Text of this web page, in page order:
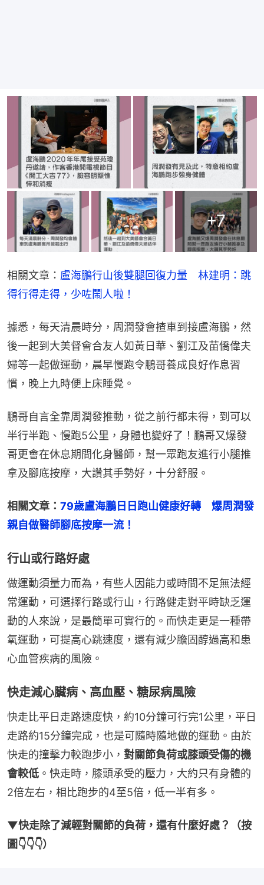
+7
相關文章： 盧海鵬行山後雙腿回復力量　林建明：跳
得行得走得，少咗鬧人啦！
據悉，每天清晨時分，周潤發會揸車到接盧海鵬，然
後一起到大美督會合友人如黃日華、劉江及苗僑偉夫
婦等一起做運動，晨早慢跑令鵬哥養成良好作息習
慣，晚上九時便上床睡覺。
鵬哥自言全靠周潤發推動，從之前行都未得，到可以
半行半跑、慢跑5公里，身體也變好了！鵬哥又爆發
哥更會在休息期間化身醫師，幫一眾跑友進行小腿推
拿及腳底按摩，大讚其手勢好，十分舒服。
相關文章： 79歲盧海鵬日日跑山健康好轉　爆周潤發
親自做醫師腳底按摩一流！
行山或行路好處
做運動須量力而為，有些人因能力或時間不足無法經
常運動，可選擇行路或行山，行路健走對平時缺乏運
動的人來說，是最簡單可實行的。而快走更是一種帶
氧運動，可提高心跳速度，還有減少膽固醇過高和患
心血管疾病的風險。
快走減心臟病、高血壓、糖尿病風險
快走比平日走路速度快，約10分鐘可行完1公里，平日
走路約15分鐘完成，也是可隨時隨地做的運動。由於
快走的撞擊力較跑步小， 對關節負荷或膝頭受傷的機
會較低 。快走時，膝頭承受的壓力，大約只有身體的
2倍左右，相比跑步的4至5倍，低一半有多。
▼快走除了減輕對關節的負荷，還有什麼好處？（按
圖👇👇👇）